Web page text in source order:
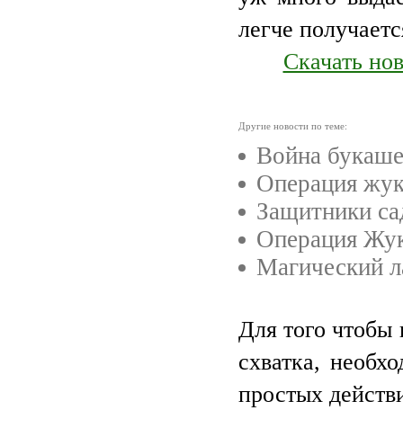
легче
Скачать
Другие новости по теме:
Война
Операция
Защитники
Операция
Магический
Для того чтобы
схватка,
простых